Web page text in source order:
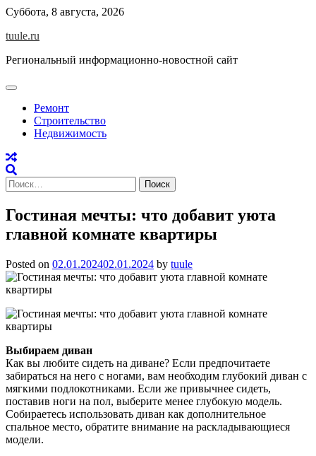
Skip
content
Суббота, 8 августа, 2026
tuule.ru
Региональный информационно-новостной сайт
Ремонт
Строительство
Недвижимость
Найти:
Гостиная мечты: что добавит уюта
главной комнате квартиры
Posted on 02.01.202402.01.2024 by tuule
Выбираем диван
Как вы любите сидеть на диване? Если предпочитаете
забираться на него с ногами, вам необходим глубокий диван с
мягкими подлокотниками. Если же привычнее сидеть,
поставив ноги на пол, выберите менее глубокую модель.
Собираетесь использовать диван как дополнительное
спальное место, обратите внимание на раскладывающиеся
модели.